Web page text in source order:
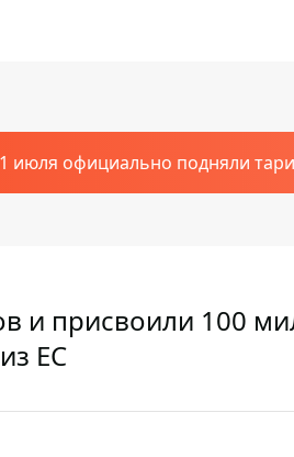
июля официально подняли
и присвоили 100
ЕС